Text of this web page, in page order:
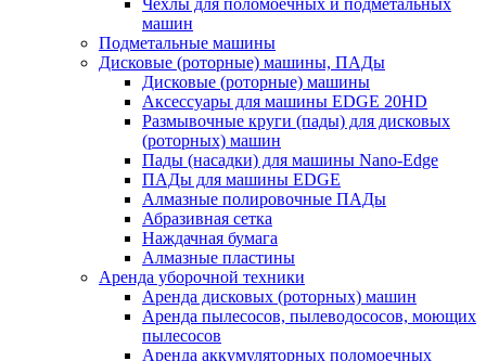
Чехлы для поломоечных и подметальных
машин
Подметальные машины
Дисковые (роторные) машины, ПАДы
Дисковые (роторные) машины
Аксессуары для машины EDGE 20HD
Размывочные круги (пады) для дисковых
(роторных) машин
Пады (насадки) для машины Nano-Edge
ПАДы для машины EDGE
Алмазные полировочные ПАДы
Абразивная сетка
Наждачная бумага
Алмазные пластины
Аренда уборочной техники
Аренда дисковых (роторных) машин
Аренда пылесосов, пылеводососов, моющих
пылесосов
Аренда аккумуляторных поломоечных